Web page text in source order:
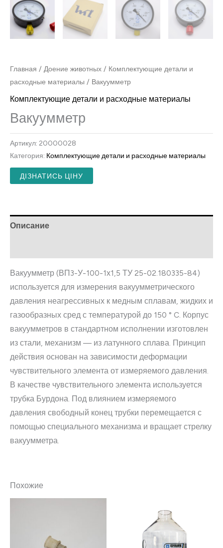
Главная / Доение животных / Комплектующие детали и
расходные материалы / Вакуумметр
Комплектующие детали и расходные материалы
Вакуумметр
Артикул: 20000028
Категория: Комплектующие детали и расходные материалы
ДІЗНАТИСЬ ЦІНУ
Описание
Вакуумметр (ВП3-У-100-1х1,5 ТУ 25-02.180335-84)
используется для измерения вакуумметрического
давления неагрессивных к медным сплавам, жидких и
газообразных сред с температурой до 150 ° C. Корпус
вакуумметров в стандартном исполнении изготовлен
из стали, механизм — из латунного сплава. Принцип
действия основан на зависимости деформации
чувствительного элемента от измеряемого давления.
В качестве чувствительного элемента используется
трубка Бурдона. Под влиянием измеряемого
давления свободный конец трубки перемещается с
помощью специального механизма и вращает стрелку
вакуумметра.
Похожие